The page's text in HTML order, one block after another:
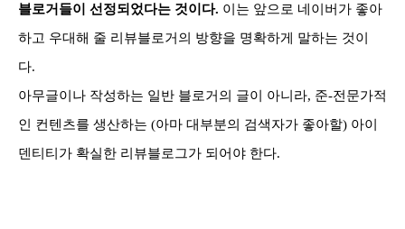
블로거들이 선정되었다는 것이다. 이는 앞으로 네이버가 좋아
하고 우대해 줄 리뷰블로거의 방향을 명확하게 말하는 것이
다.
아무글이나 작성하는 일반 블로거의 글이 아니라, 준-전문가적
인 컨텐츠를 생산하는 (아마 대부분의 검색자가 좋아할) 아이
덴티티가 확실한 리뷰블로그가 되어야 한다.